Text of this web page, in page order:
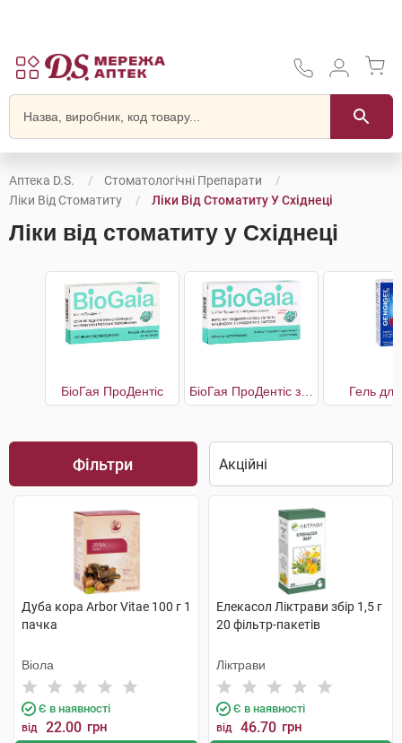
Аптека D.S.
Стоматологічні Препарати
Ліки Від Стоматиту
Ліки Від Стоматиту У Східнеці
Ліки від стоматиту у Східнеці
БіоГая ПроДентіс Гель
Фільтри
Дуба кора Arbor Vitae 100 г 1
пачка
Віола
Є в наявності
від 22.00 грн
Елекасол Ліктрави збір 1,5 г
20 фільтр-пакетів
Ліктрави
Є в наявності
від 46.70 грн